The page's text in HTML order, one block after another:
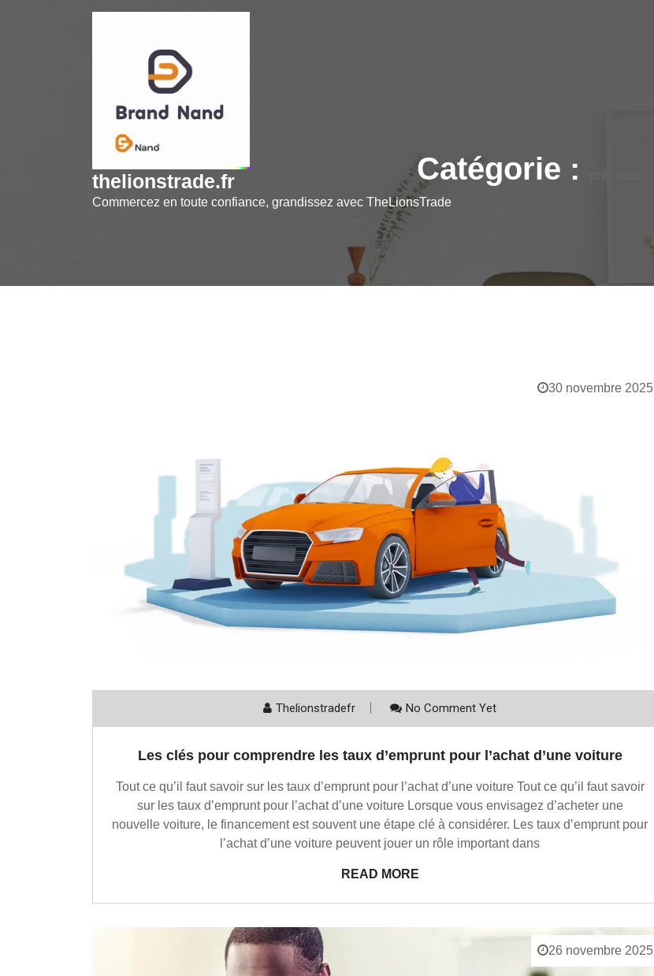
thelionstrade.fr
Commercez en toute confiance, grandissez avec TheLionsTrade
Catégorie :
30 novembre 2025
Thelionstradefr No Comment Yet
Les clés pour comprendre les taux d’emprunt pour l’achat d’une voiture
Tout ce qu’il faut savoir sur les taux d’emprunt pour l’achat d’une voiture Tout ce qu’il faut savoir
sur les taux d’emprunt pour l’achat d’une voiture Lorsque vous envisagez d’acheter une
nouvelle voiture, le financement est souvent une étape clé à considérer. Les taux d’emprunt pour
l’achat d’une voiture peuvent jouer un rôle important dans
READ MORE
26 novembre 2025